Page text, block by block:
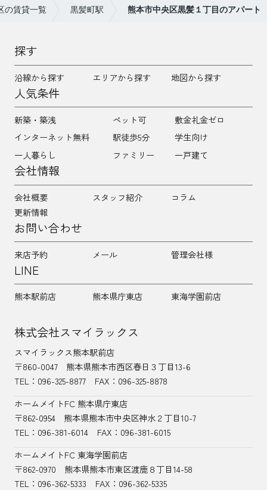
の賃貸一覧 黒髪町駅 熊本市中央区黒髪１丁目のアパート
探す
沿線から探す エリアから探す 地図から探す
人気条件
新築・築浅 ペット可
敷金礼金ゼロ
インターネット無料
駅徒歩5分
学生向け
一人暮らし
ファミリー 一戸建て
会社情報
会社概要 スタッフ紹介
コラム
更新情報
お問い合わせ
来店予約 メール 管理会社様
LINE
熊本駅前店 熊本県庁東店 東海学園前店
株式会社スマイラックス
スマイラックス熊本駅前店
〒860-0047
熊本県熊本市西区春日３丁目13-6
TEL： 096-325-8877
FAX：096-325-8878
ホームメイトFC 熊本県庁東店
〒862-0954
熊本県熊本市中央区神水２丁目10-7
TEL：096-381-6014
FAX：096-381-6015
ホームメイトFC 東海学園前店
〒862-0970
熊本県熊本市東区渡鹿８丁目14-58
TEL： 096-362-5333 FAX：096-362-5335